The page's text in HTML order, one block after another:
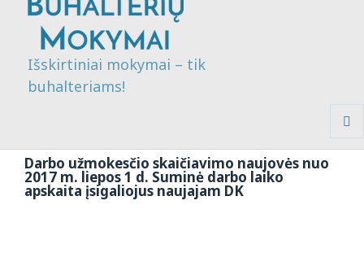
Išskirtiniai mokymai – tik
buhalteriams!
Darbo užmokesčio skaičiavimo naujovės nuo
2017 m. liepos 1 d. Suminė darbo laiko
apskaita įsigaliojus naujajam DK